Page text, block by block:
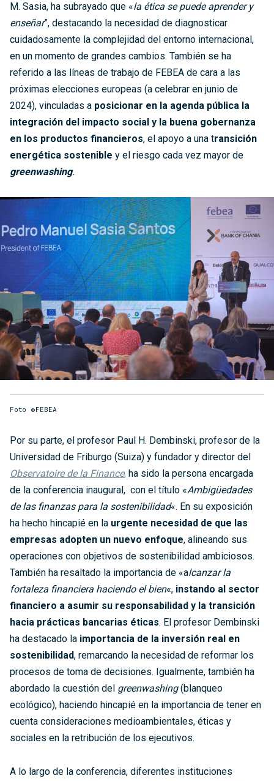
M. Sasia, ha subrayado que «la ética se puede aprender y
enseñar”, destacando la necesidad de diagnosticar
cuidadosamente la complejidad del entorno internacional,
en un momento de grandes cambios. También se ha
referido a las líneas de trabajo de FEBEA de cara a las
próximas elecciones europeas (a celebrar en junio de
2024), vinculadas a posicionar en la agenda pública la
integración del impacto social y la buena gobernanza
en los productos financieros, el apoyo a una transición
energética sostenible y el riesgo cada vez mayor de
greenwashing.
Foto ©FEBEA
Por su parte, el profesor Paul H. Dembinski, profesor de la
Universidad de Friburgo (Suiza) y fundador y director del
Observatoire de la Finance, ha sido la persona encargada
de la conferencia inaugural, con el título «Ambigüedades
de las finanzas para la sostenibilidad«. En su exposición
ha hecho hincapié en la urgente necesidad de que las
empresas adopten un nuevo enfoque, alineando sus
operaciones con objetivos de sostenibilidad ambiciosos.
También ha resaltado la importancia de «alcanzar la
fortaleza financiera haciendo el bien«, instando al sector
financiero a asumir su responsabilidad y la transición
hacia prácticas bancarias éticas. El profesor Dembinski
ha destacado la importancia de la inversión real en
sostenibilidad, remarcando la necesidad de reformar los
procesos de toma de decisiones. Igualmente, también ha
abordado la cuestión del greenwashing(blanqueo
ecológico), haciendo hincapié en la importancia de tener en
cuenta consideraciones medioambientales, éticas y
sociales en la retribución de los ejecutivos.
A lo largo de la conferencia, diferentes instituciones